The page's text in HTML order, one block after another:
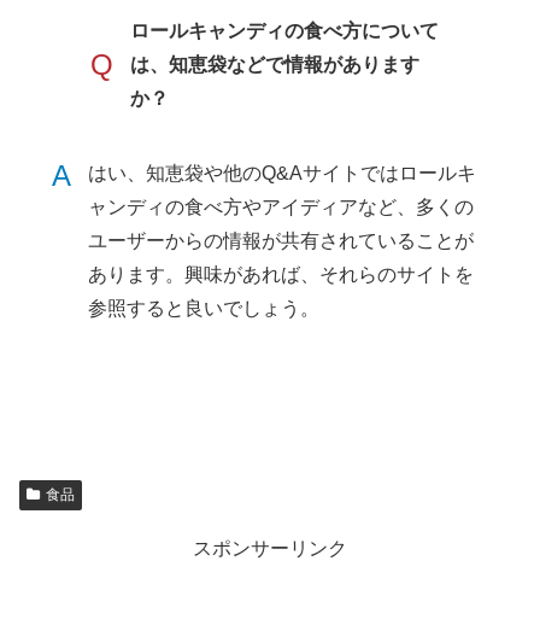
Q
ロールキャンディの食べ方について
は、知恵袋などで情報があります
か？
A
はい、知恵袋や他のQ&Aサイトではロールキ
ャンディの食べ方やアイディアなど、多くの
ユーザーからの情報が共有されていることが
あります。興味があれば、それらのサイトを
参照すると良いでしょう。
食品
スポンサーリンク